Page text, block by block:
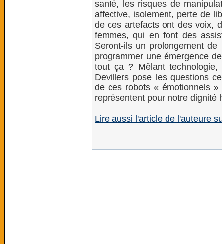
santé, les risques de
affective, isolement, perte de
de ces artefacts ont des voix,
femmes, qui en font des
Seront-ils un prolongement
programmer une émergence
tout ça ? Mêlant technologie,
Devillers pose les questions
de ces robots « émotionnels
représentent pour notre dignité
Lire aussi l'article de l'auteure